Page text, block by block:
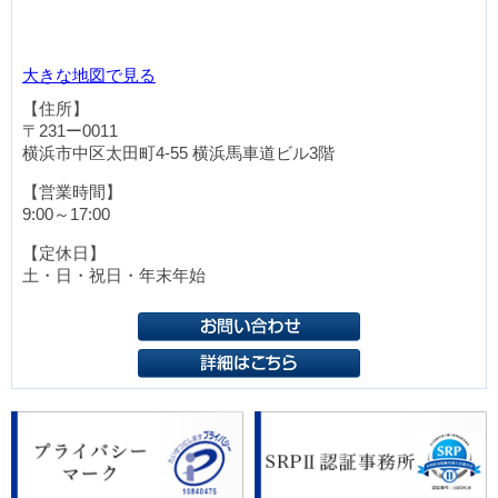
大きな地図で見る
【住所】
〒231ー0011
横浜市中区太田町4-55 横浜馬車道ビル3階
【営業時間】
9:00～17:00
【定休日】
土・日・祝日・年末年始